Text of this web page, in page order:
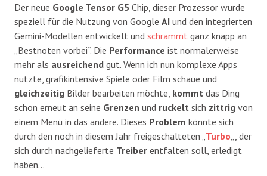
​Der neue Google Tensor G5 Chip, dieser Prozessor wurde
speziell für die Nutzung von Google AI und den integrierten
Gemini-Modellen entwickelt und schrammt ganz knapp an
„Bestnoten vorbei“. Die Performance ist normalerweise
mehr als ausreichend gut. Wenn ich nun komplexe Apps
nutzte, grafikintensive Spiele oder Film schaue und
gleichzeitig Bilder bearbeiten möchte, kommt das Ding
schon erneut an seine Grenzen und ruckelt sich zittrig von
einem Menü in das andere. Dieses Problem könnte sich
durch den noch in diesem Jahr freigeschalteten „ Turbo „, der
sich durch nachgelieferte Treiber entfalten soll, erledigt
haben…